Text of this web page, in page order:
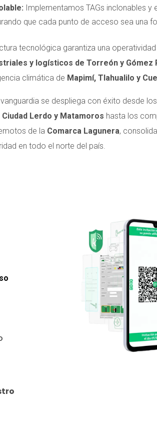
Implementamos TAGs inclonables y
que cada punto de acceso sea una
tecnológica garantiza una
y logísticos de Torreón y Gómez
climática de Mapimí, Tlahualilo y
se despliega con éxito desde los
Lerdo y Matamoros hasta los
de la Comarca Lagunera,
en todo el norte del país.